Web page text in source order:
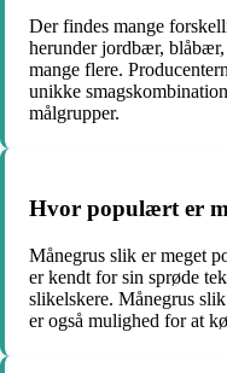
Der findes mange
herunder jordbær,
mange flere.
unikke
målgrupper.
Hvor populært er
Månegrus slik er meget
er kendt for sin sprøde
slikelskere. Månegrus
er også mulighed for at